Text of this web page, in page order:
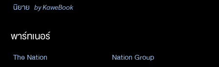
นิยาย by KaweBook
พาร์ทเนอร์
The Nation
Nation Group